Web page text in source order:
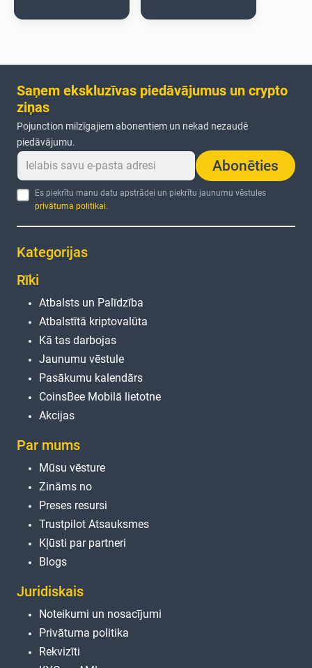
Saņem ekskluzīvas piedāvājumus un crypto
ziņas
Pojunction milzīgajiem abonentiem un nekad nezaudē
piedāvājumu.
Abonēties
Es piekrītu manu datu apstrādei un piekrītu jaunumu vēstules
privātuma politikai.
Kategorijas
Rīki
Atbalsts un Palīdzība
Atbalstītā kriptovalūta
Kā tas darbojas
Jaunumu vēstule
Pasākumu kalendārs
CoinsBee Mobilā lietotne
Akcijas
Par mums
Mūsu vēsture
Zināms no
Preses resursi
Trustpilot Atsauksmes
Kļūsti par partneri
Blogs
Juridiskais
Noteikumi un nosacījumi
Privātuma politika
Rekvizīti